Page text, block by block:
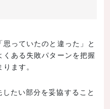
っていたのと違った」と
ある失敗パターンを把握
ます。
たい部分を妥協すること